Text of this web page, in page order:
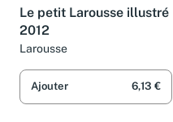
Le petit Larousse illustré
2012
Larousse
Ajouter 6,13 €